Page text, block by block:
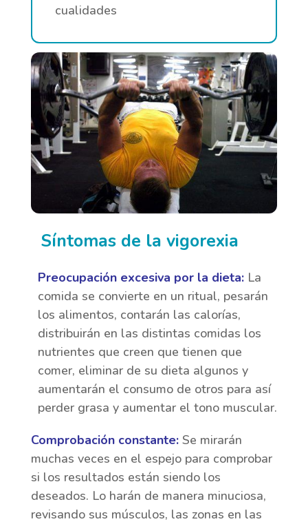
cualidades
Síntomas de la vigorexia
Preocupación excesiva por la dieta:La
comida se convierte en un ritual, pesarán
los alimentos, contarán las calorías,
distribuirán en las distintas comidas los
nutrientes que creen que tienen que
comer, eliminar de su dieta algunos y
aumentarán el consumo de otros para así
perder grasa y aumentar el tono muscular.
Comprobación constante:Se mirarán
muchas veces en el espejo para comprobar
si los resultados están siendo los
deseados. Lo harán de manera minuciosa,
revisando sus músculos, las zonas en las